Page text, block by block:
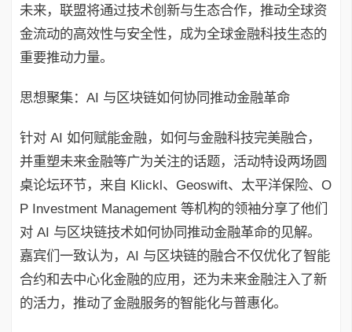
未来，联盟将通过技术创新与生态合作，推动全球资
金流动的高效性与安全性，成为全球金融科技生态的
重要推动力量。
思想聚集：AI 与区块链如何协同推动金融革命
针对 AI 如何赋能金融，如何与金融科技完美融合，
并重塑未来金融等广为关注的话题，活动特设两场圆
桌论坛环节，来自 Klickl、Geoswift、太平洋保险、O
P Investment Management 等机构的领袖分享了他们
对 AI 与区块链技术如何协同推动金融革命的见解。
嘉宾们一致认为，AI 与区块链的融合不仅优化了智能
合约和去中心化金融的应用，还为未来金融注入了新
的活力，推动了金融服务的智能化与普惠化。